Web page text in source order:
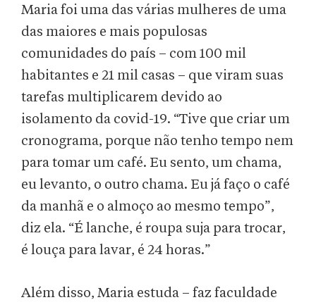
Maria foi uma das várias mulheres de uma
das maiores e mais populosas
comunidades do país – com 100 mil
habitantes e 21 mil casas – que viram suas
tarefas multiplicarem devido ao
isolamento da covid-19. “Tive que criar um
cronograma, porque não tenho tempo nem
para tomar um café. Eu sento, um chama,
eu levanto, o outro chama. Eu já faço o café
da manhã e o almoço ao mesmo tempo”,
diz ela. “É lanche, é roupa suja para trocar,
é louça para lavar, é 24 horas.”
Além disso, Maria estuda – faz faculdade